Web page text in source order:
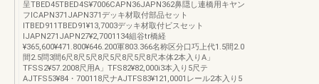
呈TBED45TBED4S¥7006CAPN36JAPN362鼻隠し連橋用キヤン
フICAPN371JAPN371デッキ材取付部品セット
ITBED911TBED91¥13,7003デッキ材取付ビスセット
IJAPN271JAPN27¥2,7001134組谷tr橋経
¥365,600¥471.800¥646.200軍803.366名称区分口巧上代1.5間2.0
間2.5問3間6尺8尺5尺8尺5尺8尺5尺8尺本体2本入りA」
TFSS2¥57.2008尺用A」TFS82¥82,000i3本入り5尺テ
AJTFS53¥84・700118尺ナAJTFS83¥121,0001レール2本入り5